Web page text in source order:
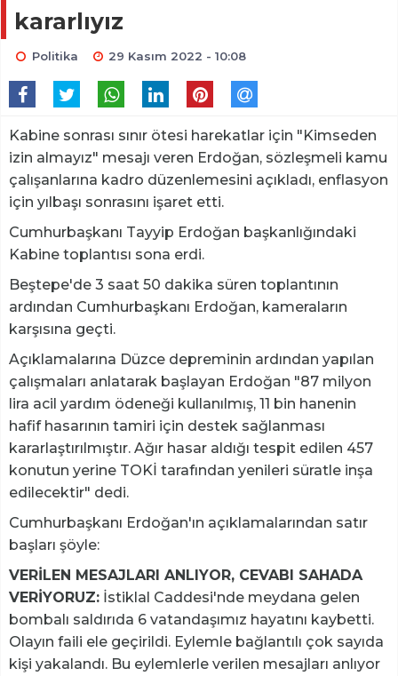
kararlıyız
Politika 29 Kasım 2022 - 10:08
Kabine sonrası sınır ötesi harekatlar için "Kimseden
izin almayız" mesajı veren Erdoğan, sözleşmeli kamu
çalışanlarına kadro düzenlemesini açıkladı, enflasyon
için yılbaşı sonrasını işaret etti.
Cumhurbaşkanı Tayyip Erdoğan başkanlığındaki
Kabine toplantısı sona erdi.
Beştepe'de 3 saat 50 dakika süren toplantının
ardından Cumhurbaşkanı Erdoğan, kameraların
karşısına geçti.
Açıklamalarına Düzce depreminin ardından yapılan
çalışmaları anlatarak başlayan Erdoğan "87 milyon
lira acil yardım ödeneği kullanılmış, 11 bin hanenin
hafif hasarının tamiri için destek sağlanması
kararlaştırılmıştır. Ağır hasar aldığı tespit edilen 457
konutun yerine TOKİ tarafından yenileri süratle inşa
edilecektir" dedi.
Cumhurbaşkanı Erdoğan'ın açıklamalarından satır
başları şöyle:
VERİLEN MESAJLARI ANLIYOR, CEVABI SAHADA
VERİYORUZ: İstiklal Caddesi'nde meydana gelen
bombalı saldırıda 6 vatandaşımız hayatını kaybetti.
Olayın faili ele geçirildi. Eylemle bağlantılı çok sayıda
kişi yakalandı. Bu eylemlerle verilen mesajları anlıyor